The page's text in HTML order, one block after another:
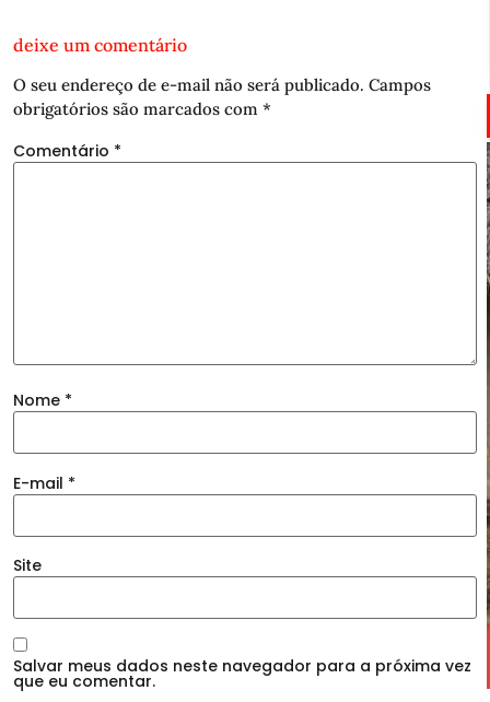
deixe um comentário
O seu endereço de e-mail não será publicado. Campos
obrigatórios são marcados com *
Comentário *
Nome *
E-mail *
Site
Salvar meus dados neste navegador para a próxima vez
que eu comentar.